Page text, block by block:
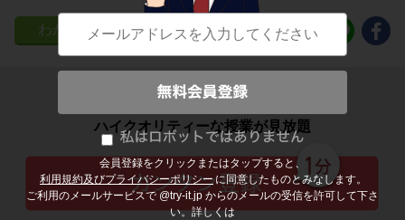
会員登録をクリックまたはタップすると、
利用規約及びプライバシーポリシー に同意したものとみなします。
ご利用のメールサービスで @try-it.jp からのメールの受信を許可して下さ
い。詳しくは
478
子どもの勉強から大人の学び直しまで
ハイクオリティーな授業が見放題